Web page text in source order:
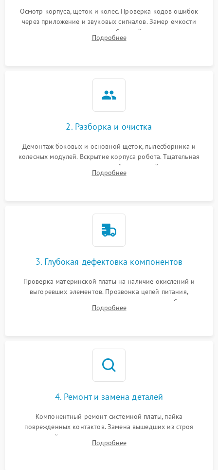
Осмотр корпуса, щеток и колес. Проверка кодов ошибок
через приложение и звуковых сигналов. Замер емкости
аккумулятора и тестирование базовой станции зарядки.
Оценка работы лидара, бампера и датчиков падения для
Подробнее
2. Разборка и очистка
Демонтаж боковых и основной щеток, пылесборника и
колесных модулей. Вскрытие корпуса робота. Тщательная
очистка внутренних полостей, шестерней и плат от
скопившейся пыли, волос и шерсти животных с
Подробнее
3. Глубокая дефектовка компонентов
Проверка материнской платы на наличие окислений и
выгоревших элементов. Прозвонка цепей питания,
тестирование приводных моторов колес и турбины
всасывания. Оценка состояния оптических и инфракрасных
Подробнее
4. Ремонт и замена деталей
Компонентный ремонт системной платы, пайка
поврежденных контактов. Замена вышедших из строя
двигателей, изношенного аккумулятора, неисправного
лидара или помпы подачи воды. Восстановление шлейфов и
Подробнее